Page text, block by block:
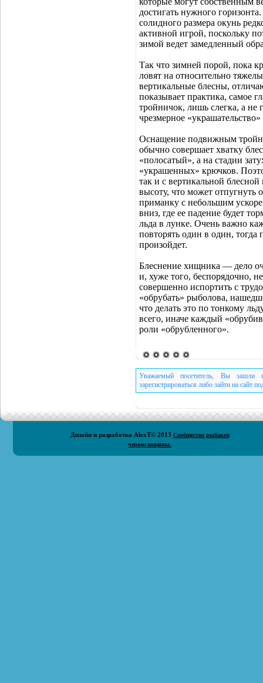
достигать нужного
солидного размера окунь
активной игрой, поскольку
зимой ведет замедленный
Так что зимней порой, пока
ловят на относительно
вертикальные блесны,
показывает практика, самое
тройничок, лишь слегка, а
чрезмерное
Оснащение подвижным
обычно совершает хватку
«полосатый», а на стадии
«украшенных» крючков.
так и с вертикальной
высоту, что может отпугнуть
приманку с небольшим
вниз, где ее падение будет
льда в лунке. Очень важно
повторять один в один,
произойдет.
Блеснение хищника — дело
и, хуже того, беспорядочно,
совершенно испортить с
«обрубать» рыболова,
что делать это по тонкому
всего, иначе каждый
роли «обрубленного».
Уважаемый посетитель, Вы зашли
зарегистрироваться либо зайти на сайт
Дизайн и разработка AlexT© 2013 Сообщество рыбаков
черниговщины.